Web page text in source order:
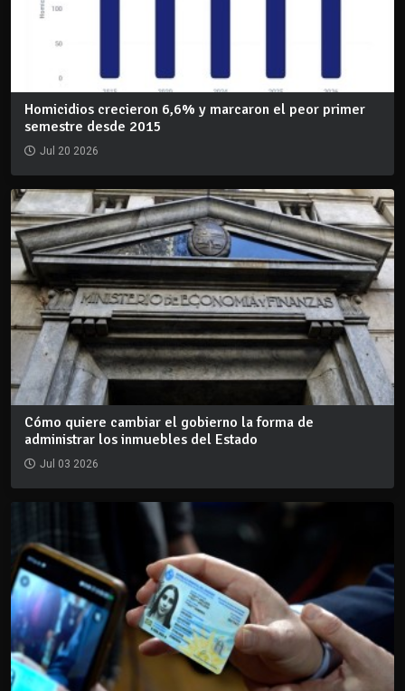
Homicidios crecieron 6,6% y marcaron el peor primer
semestre desde 2015
Jul 20 2026
Cómo quiere cambiar el gobierno la forma de
administrar los inmuebles del Estado
Jul 03 2026